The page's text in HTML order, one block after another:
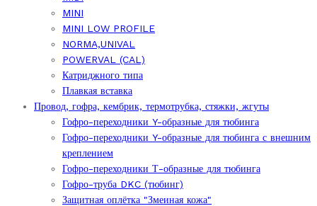
MINI
MINI LOW PROFILE
NORMA,UNIVAL
POWERVAL (CAL)
Катриджного типа
Плавкая вставка
Провод, гофра, кембрик, термотрубка, стяжки, жгуты
Гофро-переходники Y-образные для тюбинга
Гофро-переходники Y-образные для тюбинга с внешним
креплением
Гофро-переходники Т-образные для тюбинга
Гофро-труба DKC (тюбинг)
Защитная оплётка "Змеиная кожа"